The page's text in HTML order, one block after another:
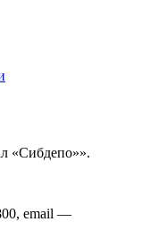
«Сибдепо»».
email —